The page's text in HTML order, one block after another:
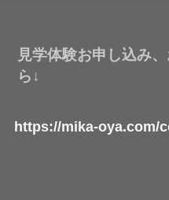
見学体験お申し込み
ら↓
https://mika-oya.com/